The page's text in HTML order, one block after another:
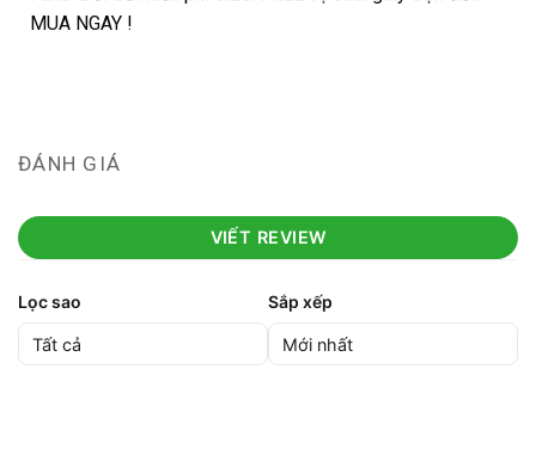
MUA NGAY !
ĐÁNH GIÁ
VIẾT REVIEW
Lọc sao Sắp xếp